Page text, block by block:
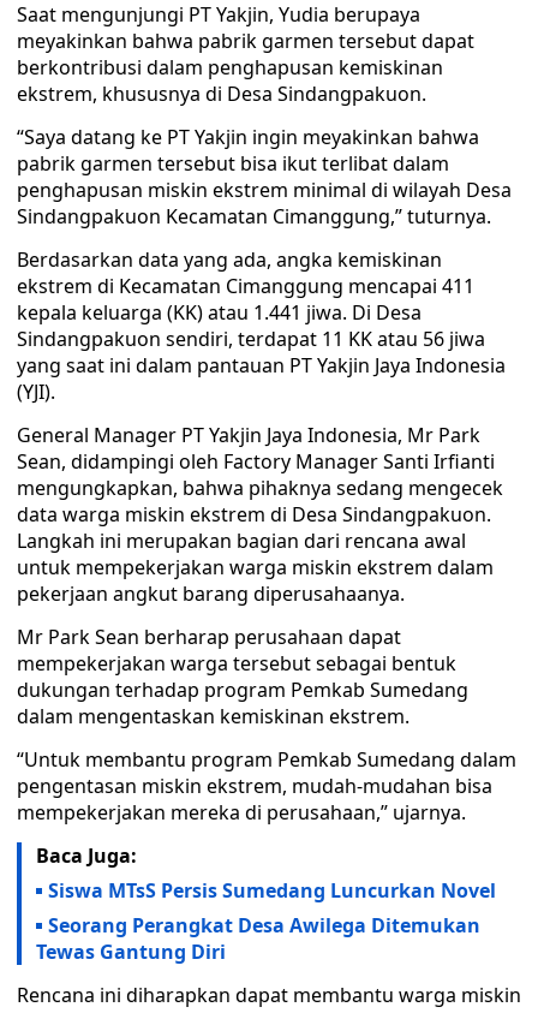
Saat mengunjungi PT Yakjin, Yudia berupaya
meyakinkan bahwa pabrik garmen tersebut dapat
berkontribusi dalam penghapusan kemiskinan
ekstrem, khususnya di Desa Sindangpakuon.
“Saya datang ke PT Yakjin ingin meyakinkan bahwa
pabrik garmen tersebut bisa ikut terlibat dalam
penghapusan miskin ekstrem minimal di wilayah Desa
Sindangpakuon Kecamatan Cimanggung,” tuturnya.
Berdasarkan data yang ada, angka kemiskinan
ekstrem di Kecamatan Cimanggung mencapai 411
kepala keluarga (KK) atau 1.441 jiwa. Di Desa
Sindangpakuon sendiri, terdapat 11 KK atau 56 jiwa
yang saat ini dalam pantauan PT Yakjin Jaya Indonesia
(YJI).
General Manager PT Yakjin Jaya Indonesia, Mr Park
Sean, didampingi oleh Factory Manager Santi Irfianti
mengungkapkan, bahwa pihaknya sedang mengecek
data warga miskin ekstrem di Desa Sindangpakuon.
Langkah ini merupakan bagian dari rencana awal
untuk mempekerjakan warga miskin ekstrem dalam
pekerjaan angkut barang diperusahaanya.
Mr Park Sean berharap perusahaan dapat
mempekerjakan warga tersebut sebagai bentuk
dukungan terhadap program Pemkab Sumedang
dalam mengentaskan kemiskinan ekstrem.
“Untuk membantu program Pemkab Sumedang dalam
pengentasan miskin ekstrem, mudah-mudahan bisa
mempekerjakan mereka di perusahaan,” ujarnya.
Baca Juga:
Siswa MTsS Persis Sumedang Luncurkan Novel
Seorang Perangkat Desa Awilega Ditemukan
Tewas Gantung Diri
Rencana ini diharapkan dapat membantu warga miskin